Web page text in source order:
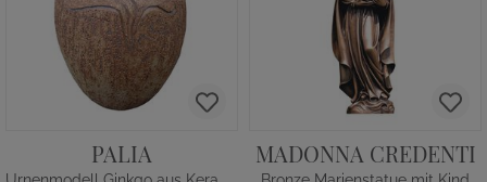
PALIA MADONNA CREDENTI